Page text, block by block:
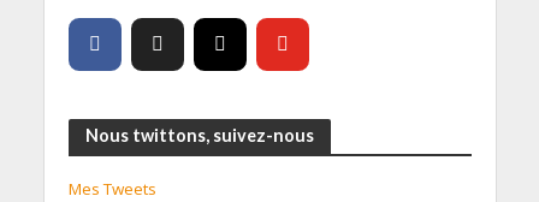
Nous twittons, suivez-nous
Mes Tweets